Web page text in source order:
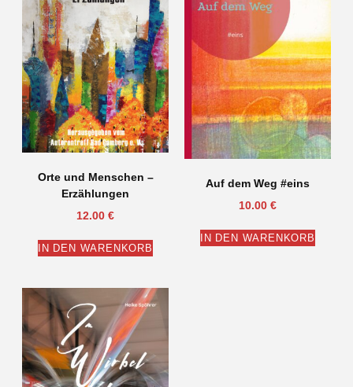
Orte und Menschen –
Erzählungen
12.00 €
IN DEN WARENKORB
Auf dem Weg #eins
10.00 €
IN DEN WARENKORB